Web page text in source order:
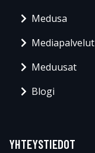
Medusa
Mediapalvelut
Meduusat
Blogi
YHTEYSTIEDOT